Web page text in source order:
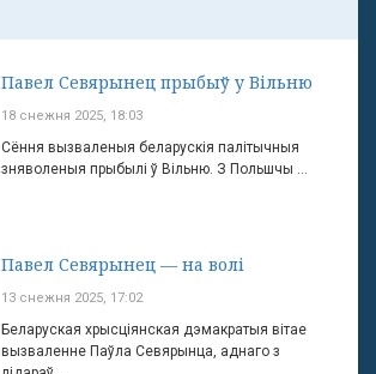
Павел Севярынец прыбыў у Вільню
18 снежня 2025, 18:03
Сёння вызваленыя беларускія палітычныя
зняволеныя прыбылі ў Вільню. З Польшчы ...
Павел Севярынец — на волі
13 снежня 2025, 17:02
Беларуская хрысціянская дэмакратыя вітае
вызваленне Паўла Севярынца, аднаго з